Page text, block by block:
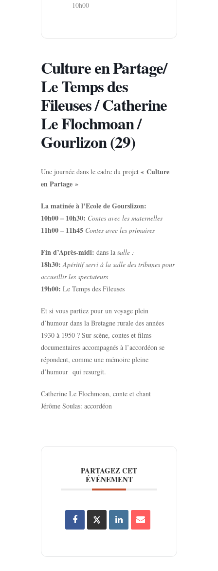
10h00
Culture en Partage/
Le Temps des
Fileuses / Catherine
Le Flochmoan /
Gourlizon (29)
Une journée dans le cadre du projet « Culture
en Partage »
La matinée à l’Ecole de Gourslizon:
10h00 – 10h30: Contes avec les maternelles
11h00 – 11h45 Contes avec les primaires
Fin d’Après-midi: dans la salle :
18h30: Apéritif servi à la salle des tribunes pour
accueillir les spectateurs
19h00: Le Temps des Fileuses
Et si vous partiez pour un voyage plein
d’humour dans la Bretagne rurale des années
1930 à 1950 ? Sur scène, contes et films
documentaires accompagnés à l’accordéon se
répondent, comme une mémoire pleine
d’humour qui resurgit.
Catherine Le Flochmoan, conte et chant
Jérôme Soulas: accordéon
PARTAGEZ CET
ÉVÉNEMENT